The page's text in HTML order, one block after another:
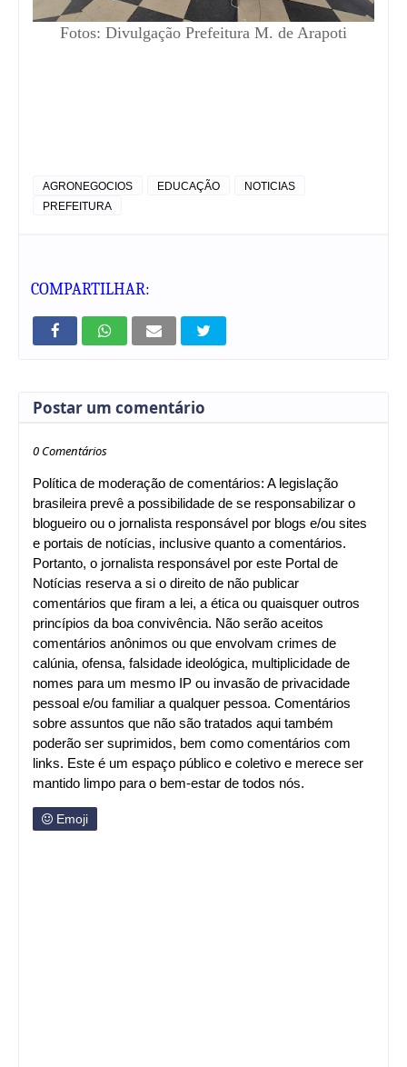
Fotos: Divulgação Prefeitura M. de Arapoti
AGRONEGOCIOS EDUCAÇÃO
NOTICIAS
PREFEITURA
COMPARTILHAR:
Postar um comentário
0 Comentários
Política de moderação de comentários: A legislação
brasileira prevê a possibilidade de se responsabilizar o
blogueiro ou o jornalista responsável por blogs e/ou sites
e portais de notícias, inclusive quanto a comentários.
Portanto, o jornalista responsável por este Portal de
Notícias reserva a si o direito de não publicar
comentários que firam a lei, a ética ou quaisquer outros
princípios da boa convivência. Não serão aceitos
comentários anônimos ou que envolvam crimes de
calúnia, ofensa, falsidade ideológica, multiplicidade de
nomes para um mesmo IP ou invasão de privacidade
pessoal e/ou familiar a qualquer pessoa. Comentários
sobre assuntos que não são tratados aqui também
poderão ser suprimidos, bem como comentários com
links. Este é um espaço público e coletivo e merece ser
mantido limpo para o bem-estar de todos nós.
Emoji